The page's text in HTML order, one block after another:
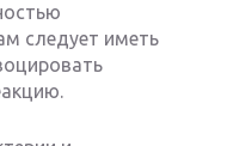
следует иметь